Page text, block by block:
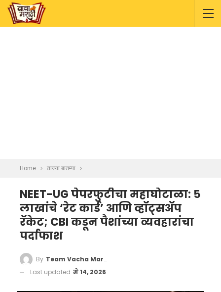
Home ताज्या बातम्या
NEET-UG पेपरफुटीचा महाघोटाळा: ५
लाखांचे ‘रेट कार्ड’ आणि व्हॉट्सअ‍ॅप
रॅकेट; CBI कडून पैशांच्या व्यवहारांचा
पर्दाफाश
By Team Vacha Marathi
Last updated मे 14, 2026